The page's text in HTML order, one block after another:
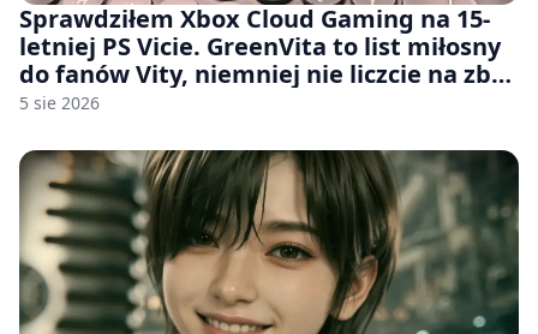
Sprawdziłem Xbox Cloud Gaming na 15-
letniej PS Vicie. GreenVita to list miłosny
do fanów Vity, niemniej nie liczcie na zbyt
wiele [FELIETON]
5 sie 2026